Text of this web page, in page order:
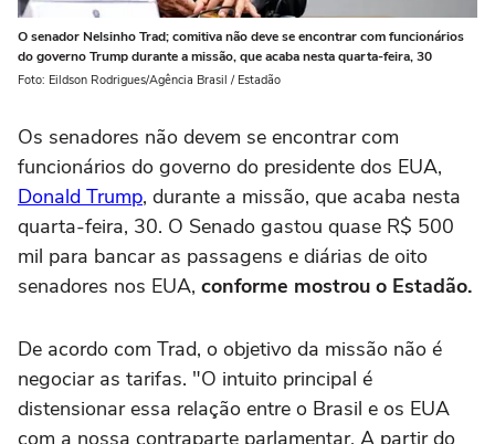
O senador Nelsinho Trad; comitiva não deve se encontrar com funcionários
do governo Trump durante a missão, que acaba nesta quarta-feira, 30
Foto: Eildson Rodrigues/Agência Brasil / Estadão
Os senadores não devem se encontrar com
funcionários do governo do presidente dos EUA,
Donald Trump, durante a missão, que acaba nesta
quarta-feira, 30. O Senado gastou quase R$ 500
mil para bancar as passagens e diárias de oito
senadores nos EUA, conforme mostrou o Estadão.
De acordo com Trad, o objetivo da missão não é
negociar as tarifas. "O intuito principal é
distensionar essa relação entre o Brasil e os EUA
com a nossa contraparte parlamentar. A partir do